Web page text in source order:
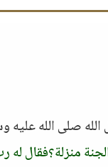
صلى الله عليه
منزلة؟فقال له